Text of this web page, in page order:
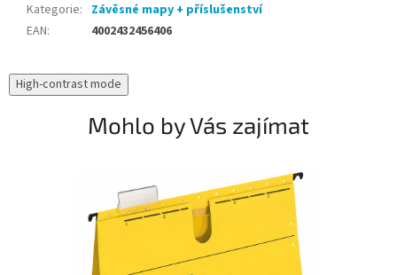
Kategorie: Závěsné mapy + příslušenství
EAN: 4002432456406
High-contrast mode
Mohlo by Vás zajímat